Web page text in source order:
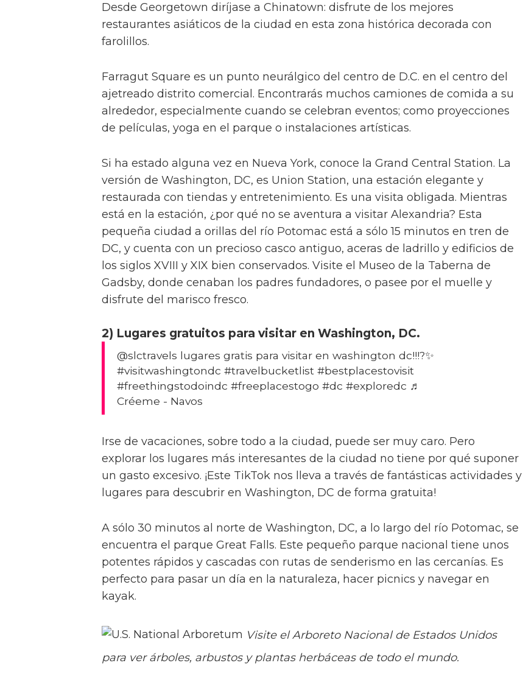
Desde Georgetown diríjase a Chinatown: disfrute de los mejores
restaurantes asiáticos de la ciudad en esta zona histórica decorada con
farolillos.
Farragut Square es un punto neurálgico del centro de D.C. en el centro del
ajetreado distrito comercial. Encontrarás muchos camiones de comida a su
alrededor, especialmente cuando se celebran eventos; como proyecciones
de películas, yoga en el parque o instalaciones artísticas.
Si ha estado alguna vez en Nueva York, conoce la Grand Central Station. La
versión de Washington, DC, es Union Station, una estación elegante y
restaurada con tiendas y entretenimiento. Es una visita obligada. Mientras
está en la estación, ¿por qué no se aventura a visitar Alexandria? Esta
pequeña ciudad a orillas del río Potomac está a sólo 15 minutos en tren de
DC, y cuenta con un precioso casco antiguo, aceras de ladrillo y edificios de
los siglos XVIII y XIX bien conservados. Visite el Museo de la Taberna de
Gadsby, donde cenaban los padres fundadores, o pasee por el muelle y
disfrute del marisco fresco.
2) Lugares gratuitos para visitar en Washington, DC.
@slctravels lugares gratis para visitar en washington dc!!!?✨
#visitwashingtondc #travelbucketlist #bestplacestovisit
#freethingstodoindc #freeplacestogo #dc #exploredc ♬
Créeme - Navos
Irse de vacaciones, sobre todo a la ciudad, puede ser muy caro. Pero
explorar los lugares más interesantes de la ciudad no tiene por qué suponer
un gasto excesivo. ¡Este TikTok nos lleva a través de fantásticas actividades y
lugares para descubrir en Washington, DC de forma gratuita!
A sólo 30 minutos al norte de Washington, DC, a lo largo del río Potomac, se
encuentra el parque Great Falls. Este pequeño parque nacional tiene unos
potentes rápidos y cascadas con rutas de senderismo en las cercanías. Es
perfecto para pasar un día en la naturaleza, hacer picnics y navegar en
kayak.
Visite el Arboreto Nacional de Estados Unidos
para ver árboles, arbustos y plantas herbáceas de todo el mundo.